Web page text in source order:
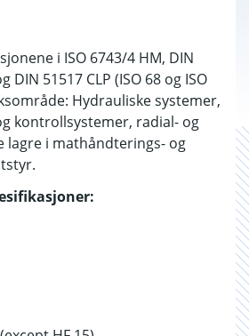
i ISO 6743/4 HM, DIN
DIN 51517 CLP (ISO 68 og ISO
Hydrauliske systemer,
kontrollsystemer, radial- og
lagre i mathåndterings- og